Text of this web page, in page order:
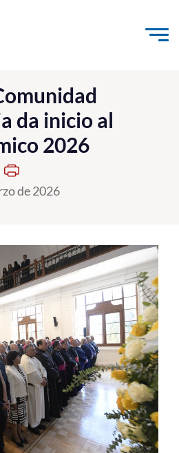
al contenido
e Innovación
da inicio al
2026
de 2026